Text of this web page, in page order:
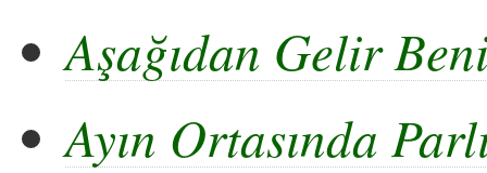
Aşağıdan Gelir
Ayın Ortasında